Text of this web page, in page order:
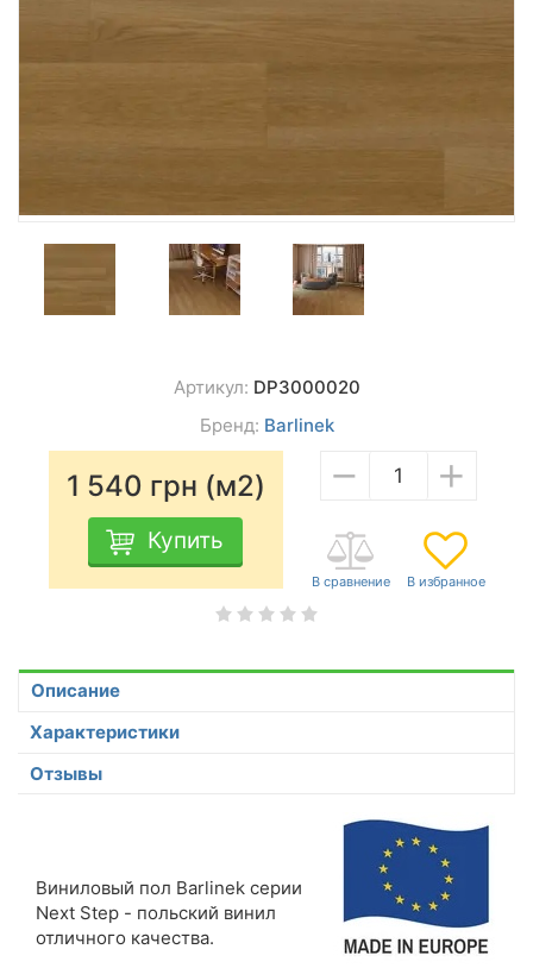
Артикул: DP3000020
Бренд: Barlinek
1 540 грн (м2)
Купить
− +
Описание
Характеристики
Отзывы
Виниловый пол Barlinek серии
Next Step - польский винил
отличного качества.